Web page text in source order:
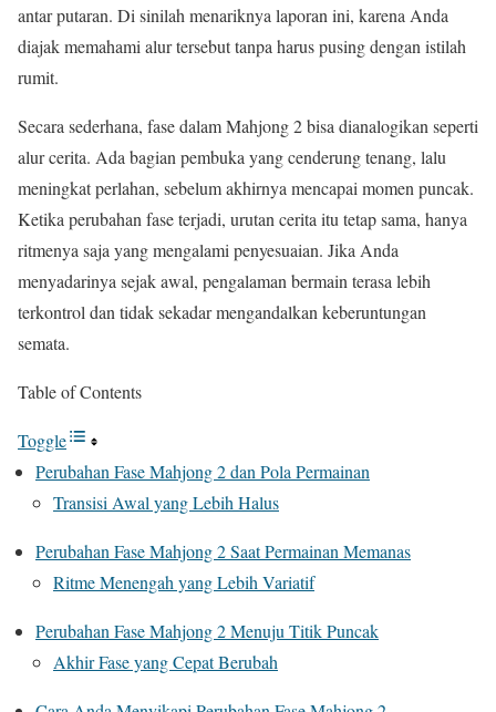
antar putaran. Di sinilah menariknya laporan ini, karena Anda
diajak memahami alur tersebut tanpa harus pusing dengan istilah
rumit.
Secara sederhana, fase dalam Mahjong 2 bisa dianalogikan seperti
alur cerita. Ada bagian pembuka yang cenderung tenang, lalu
meningkat perlahan, sebelum akhirnya mencapai momen puncak.
Ketika perubahan fase terjadi, urutan cerita itu tetap sama, hanya
ritmenya saja yang mengalami penyesuaian. Jika Anda
menyadarinya sejak awal, pengalaman bermain terasa lebih
terkontrol dan tidak sekadar mengandalkan keberuntungan
semata.
Table of Contents
Toggle
Perubahan Fase Mahjong 2 dan Pola Permainan
Transisi Awal yang Lebih Halus
Perubahan Fase Mahjong 2 Saat Permainan Memanas
Ritme Menengah yang Lebih Variatif
Perubahan Fase Mahjong 2 Menuju Titik Puncak
Akhir Fase yang Cepat Berubah